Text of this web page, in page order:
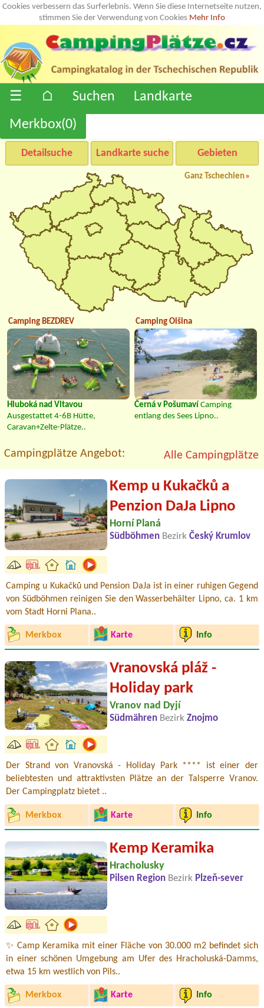
Cookies verbessern das Surferlebnis. Wenn Sie diese Internetseite nutzen,
stimmen Sie der Verwendung von Cookies Mehr Info
☰ ⌂ Suchen
Landkarte
Merkbox(0)
Detailsuche Landkarte suche Gebieten
Ganz Tschechien»
Camping BEZDREV
Hluboká nad Vltavou
Ausgestattet 4-6B Hütte,
Caravan+Zelte-Plätze..
Camping Olšina
Černá v Pošumaví Camping
entlang des Sees Lipno..
Campingplätze Angebot: Alle Campingplätze
Kemp u Kukačků a
Penzion DaJa Lipno
Horní Planá
Südböhmen Bezirk Český Krumlov
Camping u Kukačků und Pension DaJa ist in einer ruhigen Gegend
von Südböhmen reinigen Sie den Wasserbehälter Lipno, ca. 1 km
vom Stadt Horni Plana..
Merkbox Karte Info
Vranovská pláž -
Holiday park
Vranov nad Dyjí
Südmähren Bezirk Znojmo
Der Strand von Vranovská - Holiday Park **** ist einer der
beliebtesten und attraktivsten Plätze an der Talsperre Vranov.
Der Campingplatz bietet ..
Merkbox Karte Info
Kemp Keramika
Hracholusky
Pilsen Region Bezirk Plzeň-sever
✨ Camp Keramika mit einer Fläche von 30.000 m2 befindet sich
in einer schönen Umgebung am Ufer des Hracholuská-Damms,
etwa 15 km westlich von Pils..
Merkbox Karte Info